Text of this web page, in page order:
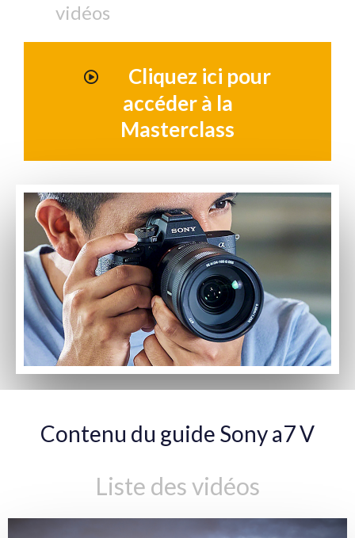
vidéos
Cliquez ici pour
accéder à la
Masterclass
Contenu du guide Sony a7 V
Liste des vidéos